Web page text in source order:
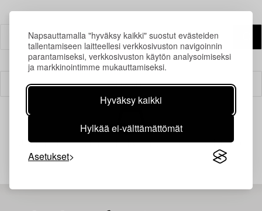
Napsauttamalla "hyväksy kaikki" suostut evästeiden
tallentamiseen laitteellesi verkkosivuston navigoinnin
parantamiseksi, verkkosivuston käytön analysoimiseksi
ja markkinointimme mukauttamiseksi.
Hyväksy kaikki
Hylkää ei-välttämättömät
Asetukset
Suodatin
Juuri nyt ei löytynyt hakuasi vastaavia kohteita.